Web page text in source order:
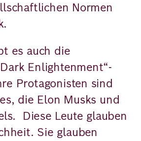
Normen
es auch die
Enlightenment“-
Protagonisten sind
die Elon Musks und
Diese Leute glauben
Sie glauben